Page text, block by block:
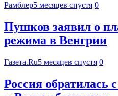
Рамблер5 месяцев спустя 0
Пушков заявил о
режима в Венгрии
Газета.Ru5 месяцев спустя 0
Россия обратилась